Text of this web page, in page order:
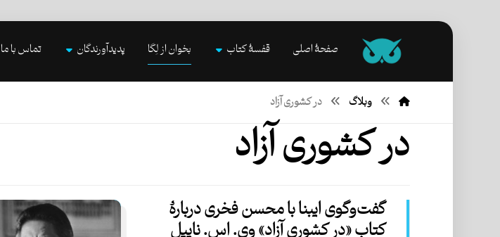
صفحۀ اصلی قفسۀ کتاب بخوان از لِگا پدیدآورندگان تماس با ما
وبلاگ در کشوری آزاد
در کشوری آزاد
گفت‌و‌گوی ایبنا با محسن فخری دربارهٔ
کتاب «در کشوری آزاد» وی. اس. نایپل